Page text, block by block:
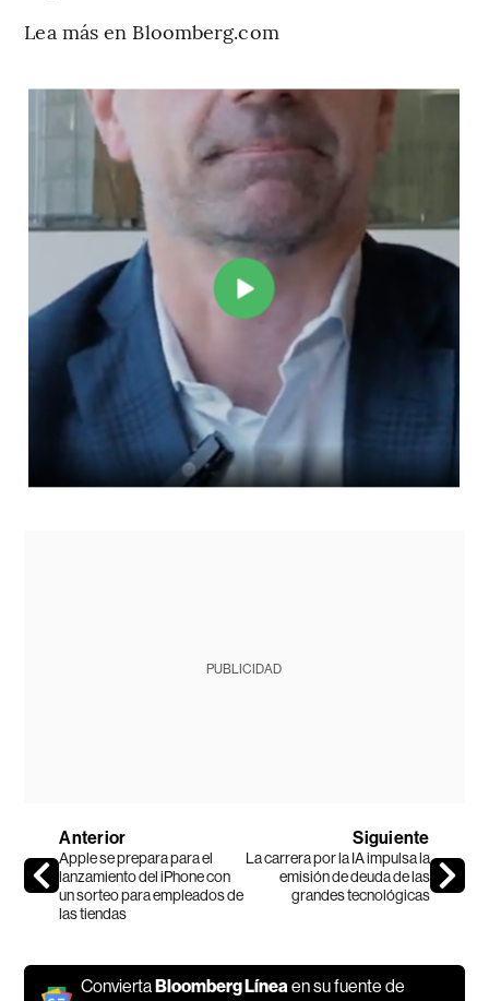
Lea más en Bloomberg.com
PUBLICIDAD
Anterior
Apple se prepara para el
lanzamiento del iPhone con
un sorteo para empleados de
las tiendas
Siguiente
La carrera por la IA impulsa la
emisión de deuda de las
grandes tecnológicas
ConviertaBloomberg Línea en su fuente de